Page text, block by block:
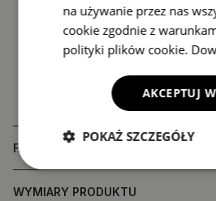
FAQ
WYMIARY PRODUKTU
na używanie przez nas
cookie zgodnie z
polityki plików cookie.
AKCEPTUJ
POKAŻ SZCZEGÓŁY